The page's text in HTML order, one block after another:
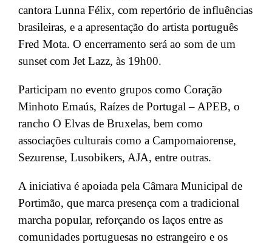
cantora Lunna Félix, com repertório de influências
brasileiras, e a apresentação do artista português
Fred Mota. O encerramento será ao som de um
sunset com Jet Lazz, às 19h00.
Participam no evento grupos como Coração
Minhoto Emaús, Raízes de Portugal – APEB, o
rancho O Elvas de Bruxelas, bem como
associações culturais como a Campomaiorense,
Sezurense, Lusobikers, AJA, entre outras.
A iniciativa é apoiada pela Câmara Municipal de
Portimão, que marca presença com a tradicional
marcha popular, reforçando os laços entre as
comunidades portuguesas no estrangeiro e os